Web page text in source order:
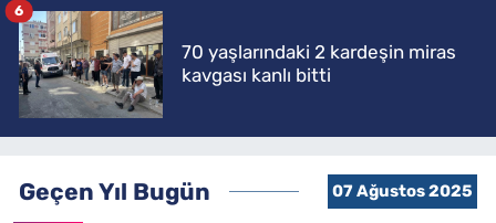
70 yaşlarındaki 2 kardeşin miras
kavgası kanlı bitti
6
Geçen Yıl Bugün 07 Ağustos 2025